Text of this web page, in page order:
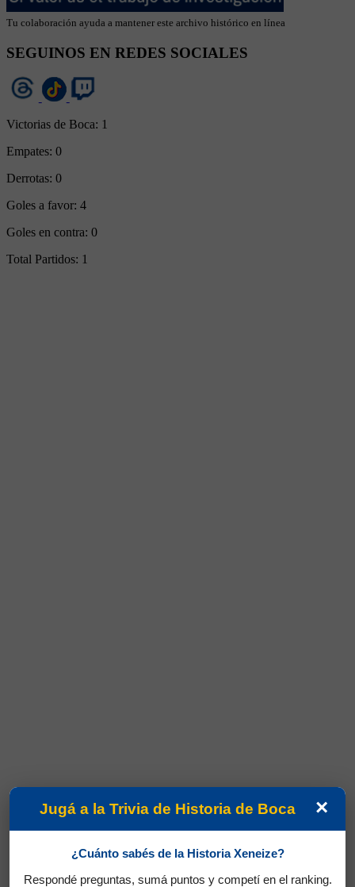
Tu colaboración ayuda a mantener este archivo histórico en línea
SEGUINOS EN REDES SOCIALES
Victorias de Boca: 1
Empates: 0
Derrotas: 0
Goles a favor: 4
Goles en contra: 0
Total Partidos: 1
×
Jugá a la Trivia de Historia de Boca
¿Cuánto sabés de la Historia Xeneize?
Respondé preguntas, sumá puntos y competí en el ranking.